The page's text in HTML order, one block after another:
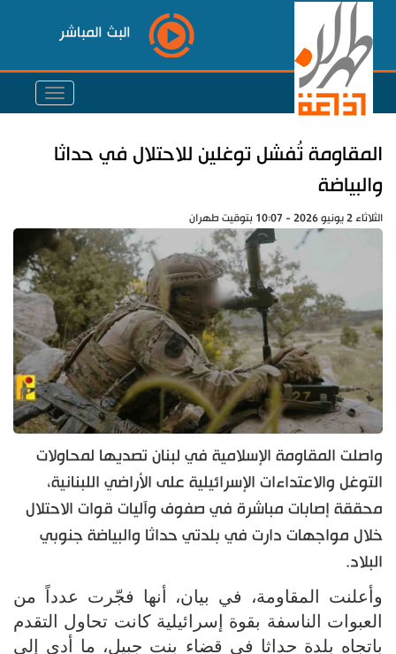
البث المباشر
المقاومة تُفشل توغلين للاحتلال في حداثا
والبياضة
الثلاثاء 2 يونيو 2026 - 10:07 بتوقيت طهران
واصلت المقاومة الإسلامية في لبنان تصديها لمحاولات
التوغل والاعتداءات الإسرائيلية على الأراضي اللبنانية،
محققة إصابات مباشرة في صفوف وآليات قوات الاحتلال
خلال مواجهات دارت في بلدتي حداثا والبياضة جنوبي
البلاد.
وأعلنت المقاومة، في بيان، أنها فجّرت عدداً من
العبوات الناسفة بقوة إسرائيلية كانت تحاول التقدم
باتجاه بلدة حداثا في قضاء بنت جبيل، ما أدى إلى